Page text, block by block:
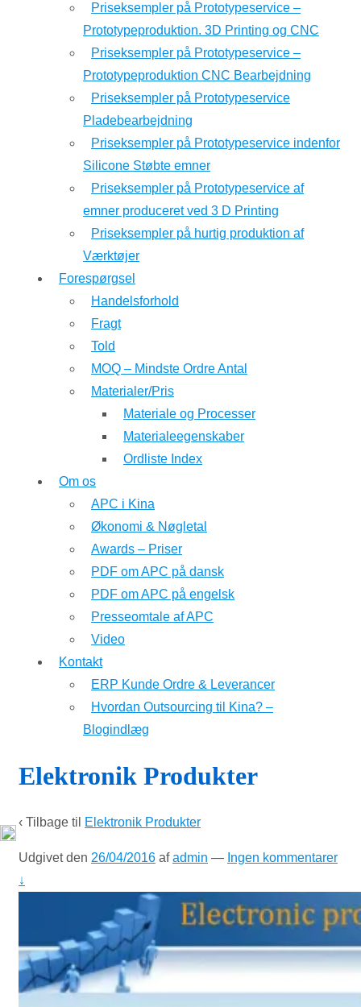
Priseksempler på Prototypeservice –
Prototypeproduktion. 3D Printing og CNC
Priseksempler på Prototypeservice –
Prototypeproduktion CNC Bearbejdning
Priseksempler på Prototypeservice
Pladebearbejdning
Priseksempler på Prototypeservice indenfor
Silicone Støbte emner
Priseksempler på Prototypeservice af
emner produceret ved 3 D Printing
Priseksempler på hurtig produktion af
Værktøjer
Forespørgsel
Handelsforhold
Fragt
Told
MOQ – Mindste Ordre Antal
Materialer/Pris
Materiale og Processer
Materialeegenskaber
Ordliste Index
Om os
APC i Kina
Økonomi & Nøgletal
Awards – Priser
PDF om APC på dansk
PDF om APC på engelsk
Presseomtale af APC
Video
Kontakt
ERP Kunde Ordre & Leverancer
Hvordan Outsourcing til Kina? –
Blogindlæg
Elektronik Produkter
‹ Tilbage til Elektronik Produkter
Udgivet den 26/04/2016 afadmin — Ingen kommentarer
↓